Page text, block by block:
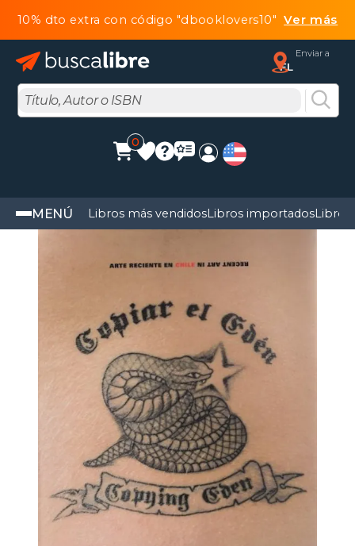
10% dto extra con código "dbooklovers10"Ver más
Enviar a
FL
0
MENÚ Libros más vendidosLibros importadosLibros